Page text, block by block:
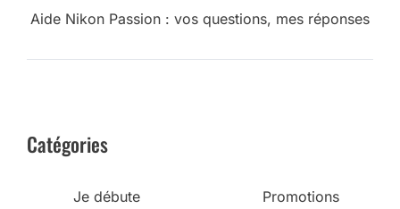
Aide Nikon Passion : vos questions, mes réponses
Catégories
Je débute
Promotions